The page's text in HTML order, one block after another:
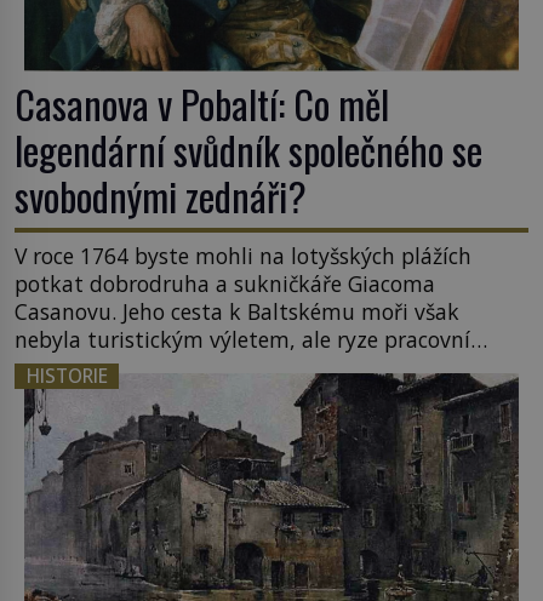
Casanova v Pobaltí: Co měl
legendární svůdník společného se
svobodnými zednáři?
V roce 1764 byste mohli na lotyšských plážích
potkat dobrodruha a sukničkáře Giacoma
Casanovu. Jeho cesta k Baltskému moři však
nebyla turistickým výletem, ale ryze pracovní
cestou se zištnými úmysly. Jaký cíl Casanova
sledoval, když se například procházel uličkami
lotyšské Rigy? Casanova v Pobaltí kontaktoval
tamní zednářské lóže. Nebyl v této oblasti žádným
nováčkem, protože do zednářské […]
HISTORIE